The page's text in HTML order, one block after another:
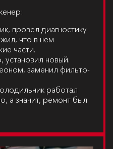
провел диагностику
что в нем
части.
новый.
заменил фильтр-
работал
а значит, ремонт был